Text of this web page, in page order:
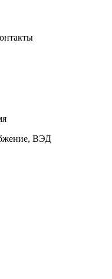
ВЭД